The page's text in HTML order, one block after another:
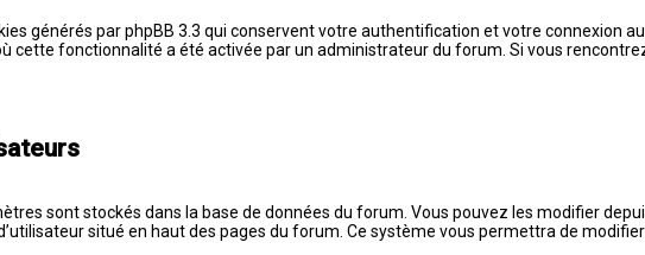
générés par phpBB 3.3 qui conservent votre authentification et votre connexion
cette fonctionnalité a été activée par un administrateur du forum. Si vous
sont stockés dans la base de données du forum. Vous pouvez les modifier
situé en haut des pages du forum. Ce système vous permettra de